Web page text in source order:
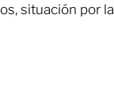
situación por la